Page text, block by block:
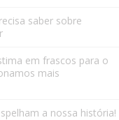
saber sobre
em frascos para o
mais
a nossa história!